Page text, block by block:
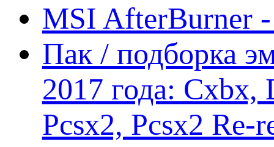
MSI AfterBurner
Пак / подборка
2017 года:
Pcsx2, Pcsx2